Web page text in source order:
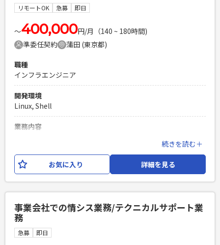
リモートOK 急募 即日
〜400,000円/月（140 ~ 180時間)
準委任契約
蒲田 (東京都)
職種
インフラエンジニア
開発環境
Linux, Shell
業務内容
す。ある程度設計はできており、仕様書に準じて客先へシステ
ム導入する要員様を募集しております。
PHPを用いたWebサービスの開発経験4年以上
エンジニア複数人のチームでの開発経験
続きを読む＋
お気に入り 詳細を見る
事業会社での情シス業務/テクニカルサポート業
務
急募 即日